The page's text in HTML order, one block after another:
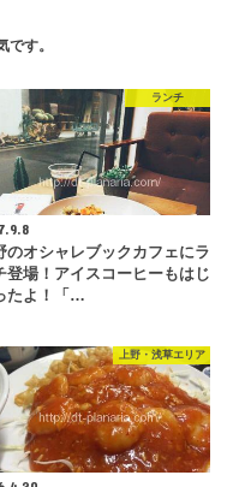
です。
ランチ
のオシャレブックカフェにラ
登場！アイスコーヒーもはじ
たよ！「…
上野・浅草エリア